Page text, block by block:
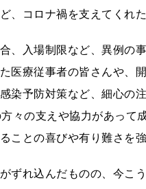
、コロナ禍を支えてくれ
、入場制限など、異例の
医療従事者の皆さんや、
染予防対策など、細心の
々の支えや協力があって
ことの喜びや有り難さを
ずれ込んだものの、今こ